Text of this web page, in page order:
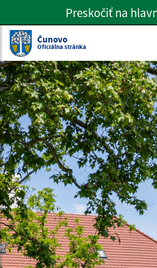
Preskočiť na
Preskočiť na
Čunovo
Oficiálna stránka